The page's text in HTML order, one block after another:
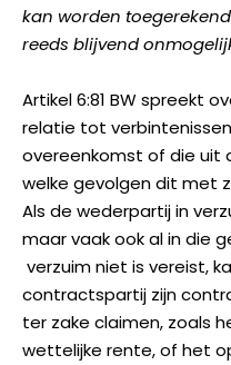
kan worden
reeds blijvend
Artikel 6:81 BW spreekt
relatie tot
overeenkomst of die uit
welke gevolgen dit met
Als de wederpartij in
maar vaak ook al in die
verzuim niet is vereist,
contractspartij zijn
ter zake claimen, zoals
wettelijke rente, of het